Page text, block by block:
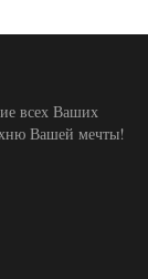
всех Ваших
Вашей мечты!